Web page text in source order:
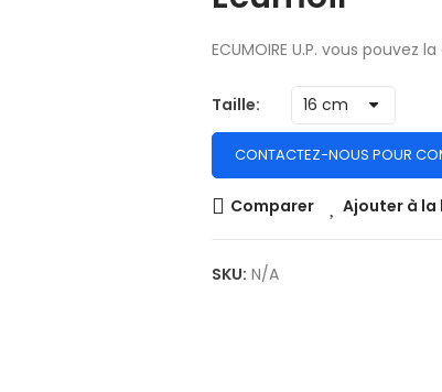
ECUMOIRE U.P. vous
Taille
CONTACTEZ-NOUS POUR
Comparer Ajouter à la
SKU: N/A